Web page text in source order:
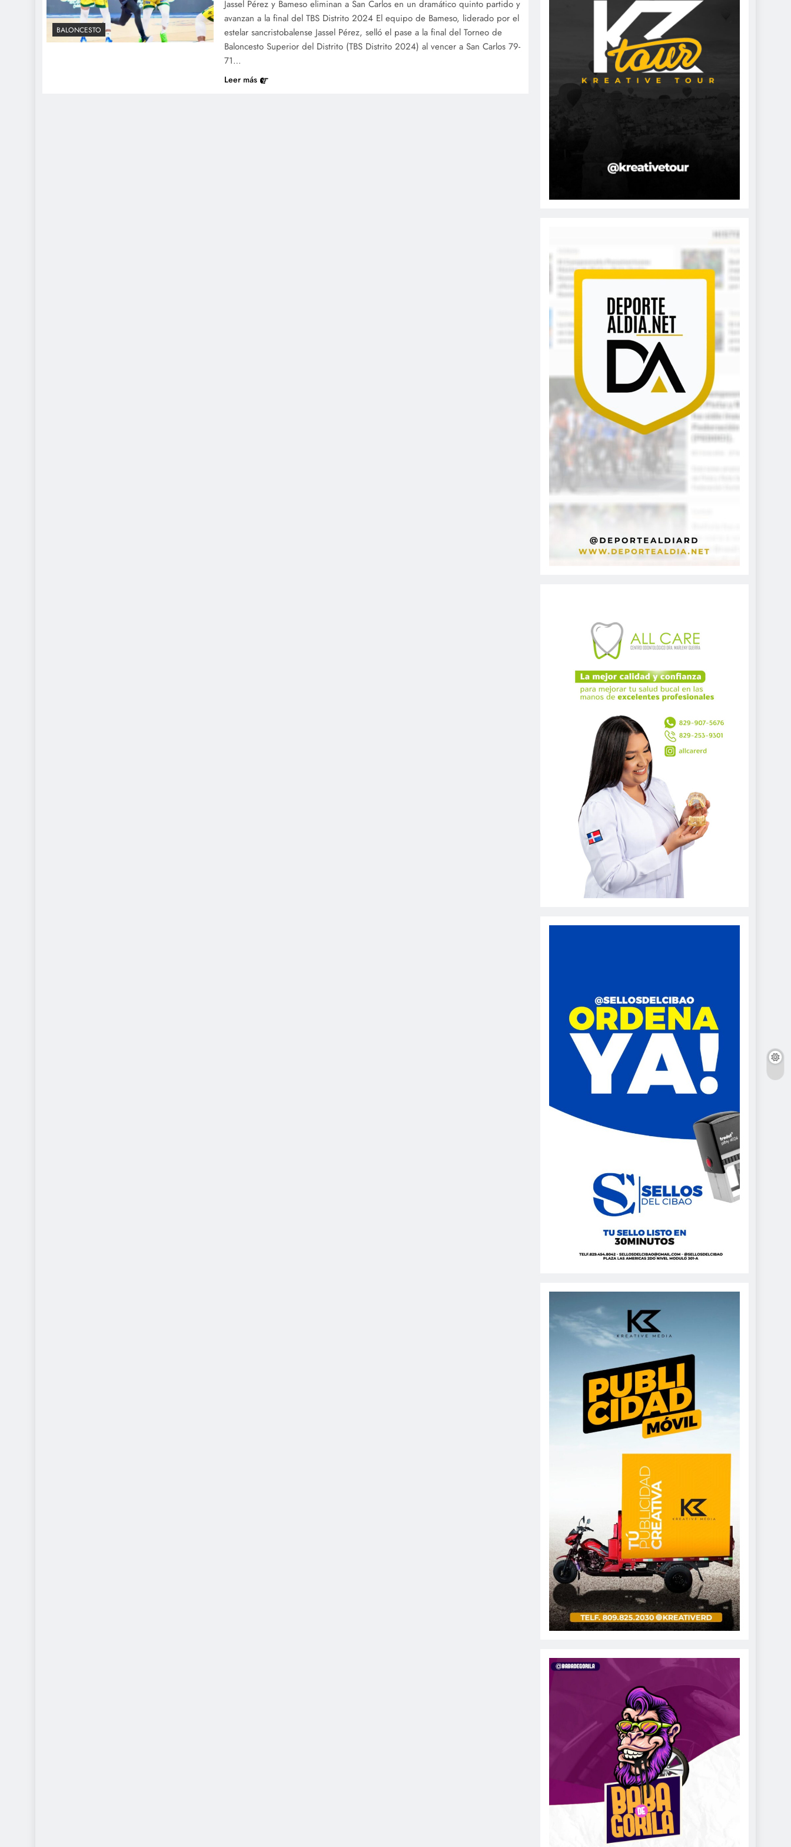
BALONCESTO
Jassel Pérez y Bameso eliminan a San Carlos en un dramático quinto partido y
avanzan a la final del TBS Distrito 2024 El equipo de Bameso, liderado por el
estelar sancristobalense Jassel Pérez, selló el pase a la final del Torneo de
Baloncesto Superior del Distrito (TBS Distrito 2024) al vencer a San Carlos 79-
71…
Leer más